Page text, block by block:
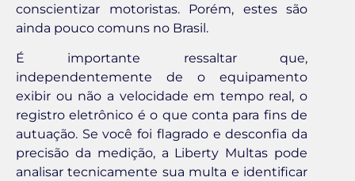
conscientizar motoristas. Porém, estes são
ainda pouco comuns no Brasil.
É importante ressaltar que,
independentemente de o equipamento
exibir ou não a velocidade em tempo real, o
registro eletrônico é o que conta para fins de
autuação. Se você foi flagrado e desconfia da
precisão da medição, a Liberty Multas pode
analisar tecnicamente sua multa e identificar